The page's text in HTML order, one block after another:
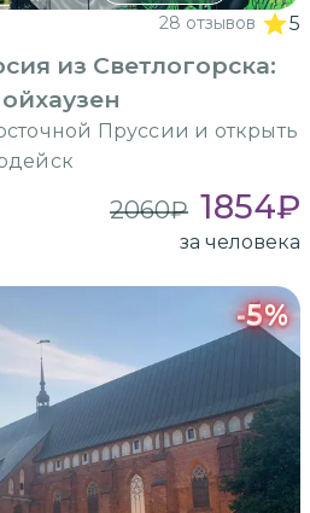
28 отзывов 5
из Светлогорска:
Пруссии и открыть
2060₽ 1854₽
за человека
-5%